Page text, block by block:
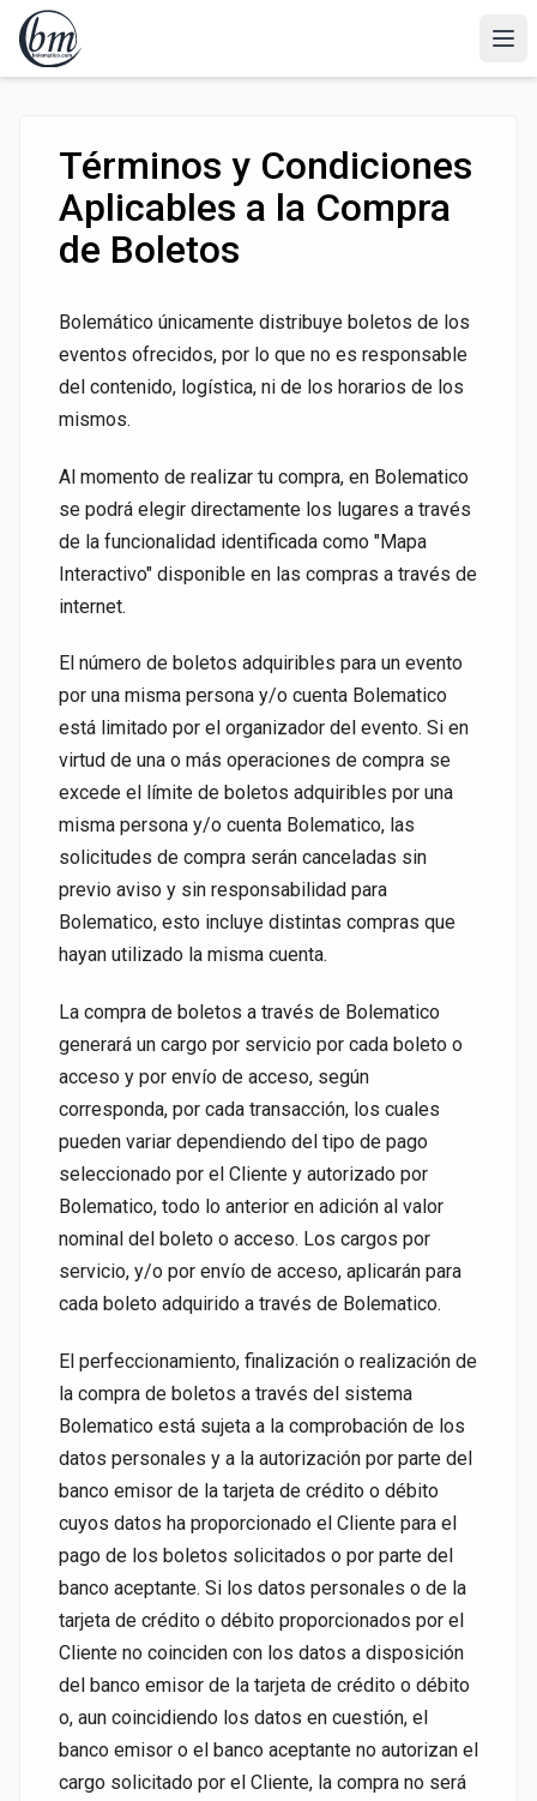
Términos y Condiciones
Aplicables a la Compra
de Boletos
Bolemático únicamente distribuye boletos de los
eventos ofrecidos, por lo que no es responsable
del contenido, logística, ni de los horarios de los
mismos.
Al momento de realizar tu compra, en Bolematico
se podrá elegir directamente los lugares a través
de la funcionalidad identificada como "Mapa
Interactivo" disponible en las compras a través de
internet.
El número de boletos adquiribles para un evento
por una misma persona y/o cuenta Bolematico
está limitado por el organizador del evento. Si en
virtud de una o más operaciones de compra se
excede el límite de boletos adquiribles por una
misma persona y/o cuenta Bolematico, las
solicitudes de compra serán canceladas sin
previo aviso y sin responsabilidad para
Bolematico, esto incluye distintas compras que
hayan utilizado la misma cuenta.
La compra de boletos a través de Bolematico
generará un cargo por servicio por cada boleto o
acceso y por envío de acceso, según
corresponda, por cada transacción, los cuales
pueden variar dependiendo del tipo de pago
seleccionado por el Cliente y autorizado por
Bolematico, todo lo anterior en adición al valor
nominal del boleto o acceso. Los cargos por
servicio, y/o por envío de acceso, aplicarán para
cada boleto adquirido a través de Bolematico.
El perfeccionamiento, finalización o realización de
la compra de boletos a través del sistema
Bolematico está sujeta a la comprobación de los
datos personales y a la autorización por parte del
banco emisor de la tarjeta de crédito o débito
cuyos datos ha proporcionado el Cliente para el
pago de los boletos solicitados o por parte del
banco aceptante. Si los datos personales o de la
tarjeta de crédito o débito proporcionados por el
Cliente no coinciden con los datos a disposición
del banco emisor de la tarjeta de crédito o débito
o, aun coincidiendo los datos en cuestión, el
banco emisor o el banco aceptante no autorizan el
cargo solicitado por el Cliente, la compra no será